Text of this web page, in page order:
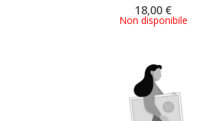
18,00 €
Non disponibile